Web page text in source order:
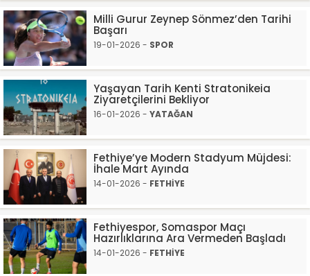
Milli Gurur Zeynep Sönmez’den Tarihi
Başarı
19-01-2026 - SPOR
Yaşayan Tarih Kenti Stratonikeia
Ziyaretçilerini Bekliyor
16-01-2026 - YATAĞAN
Fethiye’ye Modern Stadyum Müjdesi:
İhale Mart Ayında
14-01-2026 - FETHİYE
Fethiyespor, Somaspor Maçı
Hazırlıklarına Ara Vermeden Başladı
14-01-2026 - FETHİYE